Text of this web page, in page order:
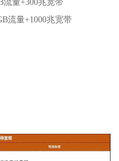
流量+1000兆宽带